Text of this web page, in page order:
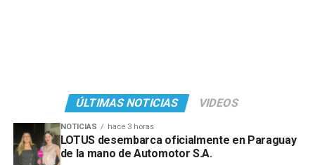
ÚLTIMAS NOTICIAS VIDEOS
NOTICIAS hace 3 horas
LOTUS desembarca oficialmente en Paraguay
de la mano de Automotor S.A.